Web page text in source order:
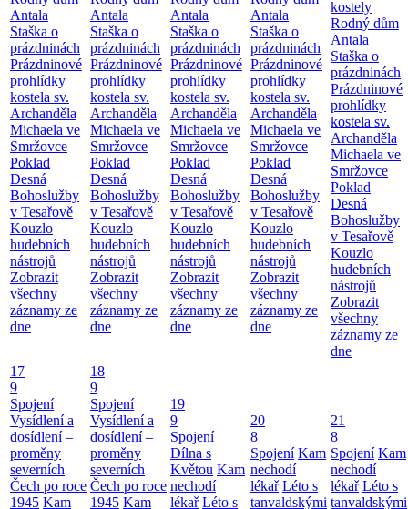
Antala
Staška o
prázdninách
Prázdninové
prohlídky
kostela sv.
Archanděla
Michaela ve
Smržovce
Poklad
Desná
Bohoslužby
v Tesařově
Kouzlo
hudebních
nástrojů
Zobrazit
všechny
záznamy ze
dne
Antala
Staška o
prázdninách
Prázdninové
prohlídky
kostela sv.
Archanděla
Michaela ve
Smržovce
Poklad
Desná
Bohoslužby
v Tesařově
Kouzlo
hudebních
nástrojů
Zobrazit
všechny
záznamy ze
dne
Antala
Staška o
prázdninách
Prázdninové
prohlídky
kostela sv.
Archanděla
Michaela ve
Smržovce
Poklad
Desná
Bohoslužby
v Tesařově
Kouzlo
hudebních
nástrojů
Zobrazit
všechny
záznamy ze
dne
Antala
Staška o
prázdninách
Prázdninové
prohlídky
kostela sv.
Archanděla
Michaela ve
Smržovce
Poklad
Desná
Bohoslužby
v Tesařově
Kouzlo
hudebních
nástrojů
Zobrazit
všechny
záznamy ze
dne
kostely
Rodný dům
Antala
Staška o
prázdninách
Prázdninové
prohlídky
kostela sv.
Archanděla
Michaela ve
Smržovce
Poklad
Desná
Bohoslužby
v Tesařově
Kouzlo
hudebních
nástrojů
Zobrazit
všechny
záznamy ze
dne
17
9
Spojení
Vysídlení a
dosídlení –
proměny
severních
Čech po roce
1945 Kam
18
9
Spojení
Vysídlení a
dosídlení –
proměny
severních
Čech po roce
1945 Kam
19
9
Spojení
Dílna s
Květou Kam
nechodí
lékař Léto s
20
8
Spojení Kam
nechodí
lékař Léto s
tanvaldskými
21
8
Spojení Kam
nechodí
lékař Léto s
tanvaldskými